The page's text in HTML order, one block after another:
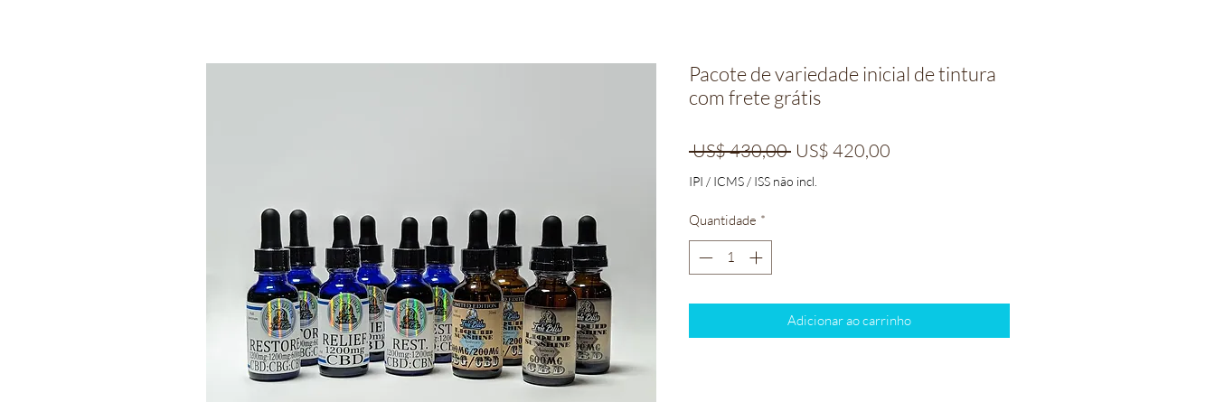
Pacote de variedade inicial de tintura
com frete grátis
US$ 430,00 Preço
normal
US$ 420,00
IPI / ICMS / ISS não incl.
Quantidade *
Adicionar ao carrinho